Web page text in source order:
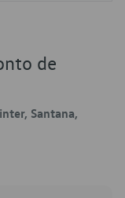
de
Santana,